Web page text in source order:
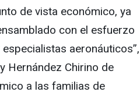
de vista económico, ya
con el esfuerzo
aeronáuticos”,
Hernández Chirino de
a las familias de